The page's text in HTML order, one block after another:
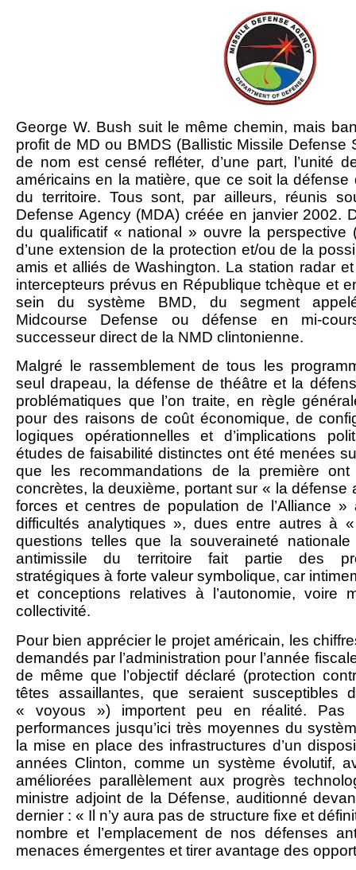
George W. Bush suit le même chemin, mais
profit de MD ou BMDS (Ballistic Missile Defense
de nom est censé refléter, d’une part, l’unité
américains en la matière, que ce soit la
du territoire. Tous sont, par ailleurs, réunis
Defense Agency (MDA) créée en janvier 2002.
du qualificatif « national » ouvre la perspective
d’une extension de la protection et/ou de la
amis et alliés de Washington. La station radar
intercepteurs prévus en République tchèque et
sein du système BMD, du segment
Midcourse Defense ou défense en mi-
successeur direct de la NMD clintonienne.
Malgré le rassemblement de tous les
seul drapeau, la défense de théâtre et la
problématiques que l’on traite, en règle
pour des raisons de coût économique, de
logiques opérationnelles et d’implications
études de faisabilité distinctes ont été menées
que les recommandations de la première
concrètes, la deuxième, portant sur « la défense
forces et centres de population de l’Alliance
difficultés analytiques », dues entre autres à
questions telles que la souveraineté
antimissile du territoire fait partie des
stratégiques à forte valeur symbolique, car
et conceptions relatives à l’autonomie,
collectivité.
Pour bien apprécier le projet américain, les
demandés par l’administration pour l’année
de même que l’objectif déclaré (protection
têtes assaillantes, que seraient susceptibles
« voyous ») importent peu en réalité. Pas
performances jusqu’ici très moyennes du
la mise en place des infrastructures d’un
années Clinton, comme un système évolutif,
améliorées parallèlement aux progrès
ministre adjoint de la Défense, auditionné
dernier : « Il n’y aura pas de structure fixe et
nombre et l’emplacement de nos défenses
menaces émergentes et tirer avantage des